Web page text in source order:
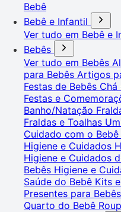
Bebê
Bebê e Infantil
Ver tudo em Bebê e
Bebês
Ver tudo em Bebês
para Bebês Artigos
Festas de Bebês Chá
Festas e
Banho/Natação
Fraldas e Toalhas
Cuidado com o Bebê
Higiene e Cuidados
Higiene e Cuidados
Bebês Higiene e
Saúde do Bebê Kits
Presentes para Bebês
Quarto do Bebê